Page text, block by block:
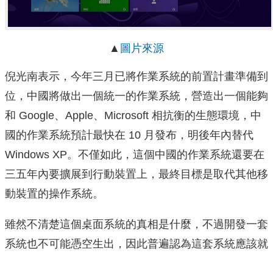
▲ 圖片來源
倪光南表示，今年三月已將作業系統的前置計畫準備到
位，中國將做出一個統一的作業系統，營造出一個能夠
和 Google、Apple、Microsoft 相抗衡的生態環境，中
國的作業系統預計最快在 10 月發布，明後年內替代
Windows XP。不僅如此，這個中國的作業系統還要在
三五年內要擴展到行動裝置上，最終目標是取代其他移
動裝置的操作系統。
雖然不清楚這個桌面系統的真相是什麼，不過開發一套
系統也不可能憑空生出，因此普遍認為這套系統應該就